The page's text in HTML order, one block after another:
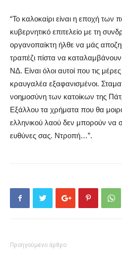
“Το καλοκαίρι είναι η εποχή των
κυβερνητικό επιτελείο με τη
οργανοπαίκτη ήλθε να μάς
τραπέζι πίστα να καταλαμβάνουν
ΝΔ. Είναι όλοι αυτοί που τις
κραυγαλέα εξαφανισμένοι.
νοημοσύνη των κατοίκων της
Εξάλλου τα χρήματα που θα
ελληνικού λαού δεν μπορούν να
ευθύνες σας. Ντροπή…”.
Προηγούμενο άρθρο